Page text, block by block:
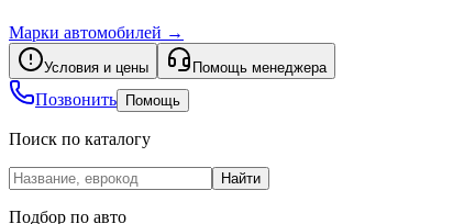
Марки автомобилей →
Условия и цены Помощь менеджера
Позвонить Помощь
Поиск по каталогу
Найти
Подбор по авто